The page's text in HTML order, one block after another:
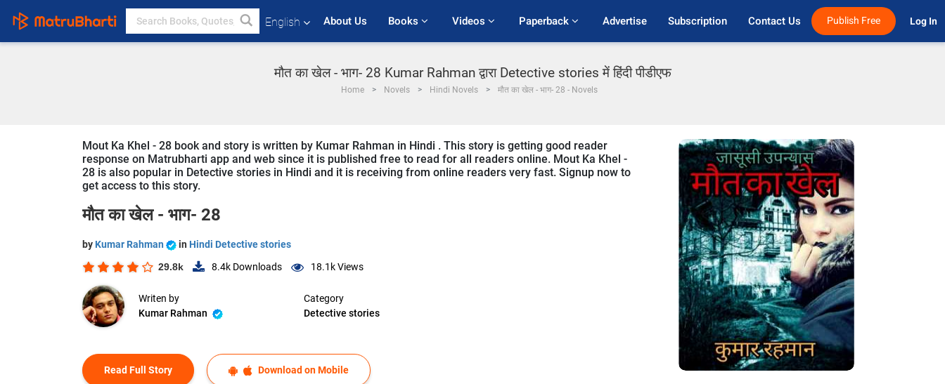
English About Us Books Videos Paperback Advertise Subscription Contact Us Publish Free Log In
मौत का खेल - भाग- 28 Kumar Rahman द्वारा Detective stories में हिंदी पीडीएफ
Home Novels Hindi Novels मौत का खेल - भाग- 28 - Novels
Mout Ka Khel - 28 book and story is written by Kumar Rahman in Hindi . This story is getting good reader
response on Matrubharti app and web since it is published free to read for all readers online. Mout Ka Khel -
28 is also popular in Detective stories in Hindi and it is receiving from online readers very fast. Signup now to
get access to this story.
मौत का खेल - भाग- 28
by Kumar Rahman in Hindi Detective stories
29.8k 8.4k Downloads 18.1kViews
Writen by
Kumar Rahman
Category
Detective stories
Read Full Story Download on Mobile